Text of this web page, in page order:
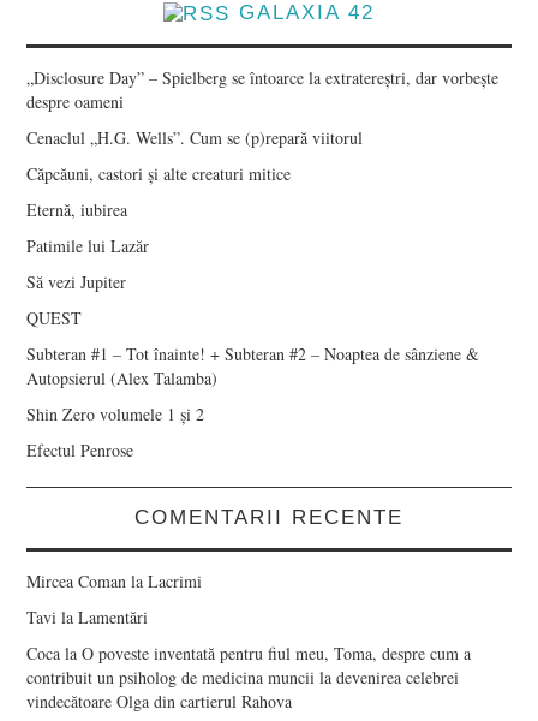
GALAXIA 42
„Disclosure Day” – Spielberg se întoarce la extratereștri, dar vorbește
despre oameni
Cenaclul „H.G. Wells”. Cum se (p)repară viitorul
Căpcăuni, castori și alte creaturi mitice
Eternă, iubirea
Patimile lui Lazăr
Să vezi Jupiter
QUEST
Subteran #1 – Tot înainte! + Subteran #2 – Noaptea de sânziene &
Autopsierul (Alex Talamba)
Shin Zero volumele 1 și 2
Efectul Penrose
COMENTARII RECENTE
Mircea Coman laLacrimi
Tavi laLamentări
Coca laO poveste inventată pentru fiul meu, Toma, despre cum a
contribuit un psiholog de medicina muncii la devenirea celebrei
vindecătoare Olga din cartierul Rahova